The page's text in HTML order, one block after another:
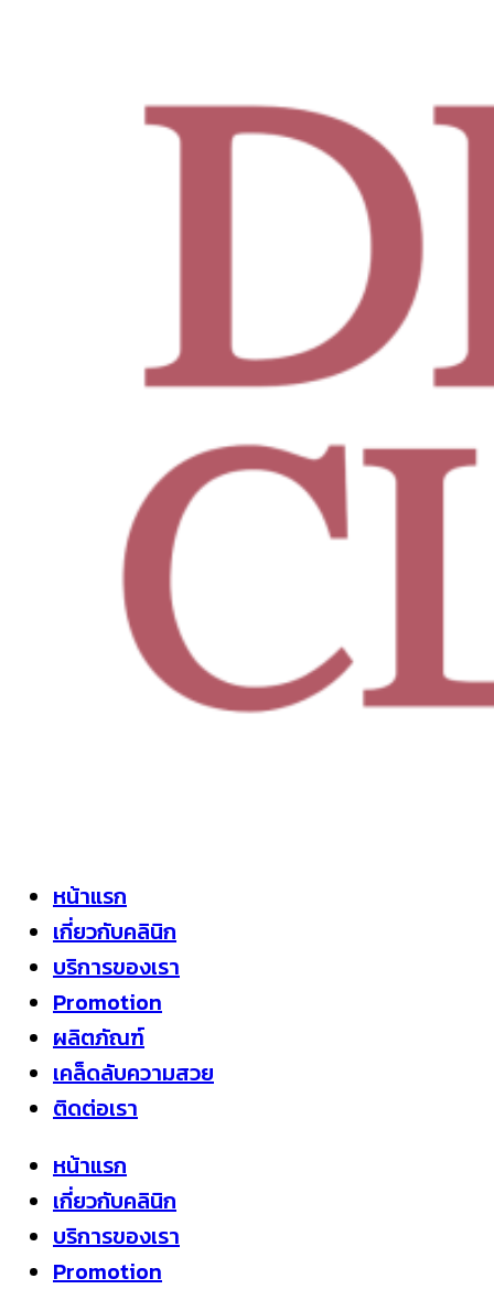
หน้าแรก
เกี่ยวกับคลินิก
บริการของเรา
Promotion
ผลิตภัณฑ์
เคล็ดลับความสวย
ติดต่อเรา
หน้าแรก
เกี่ยวกับคลินิก
บริการของเรา
Promotion